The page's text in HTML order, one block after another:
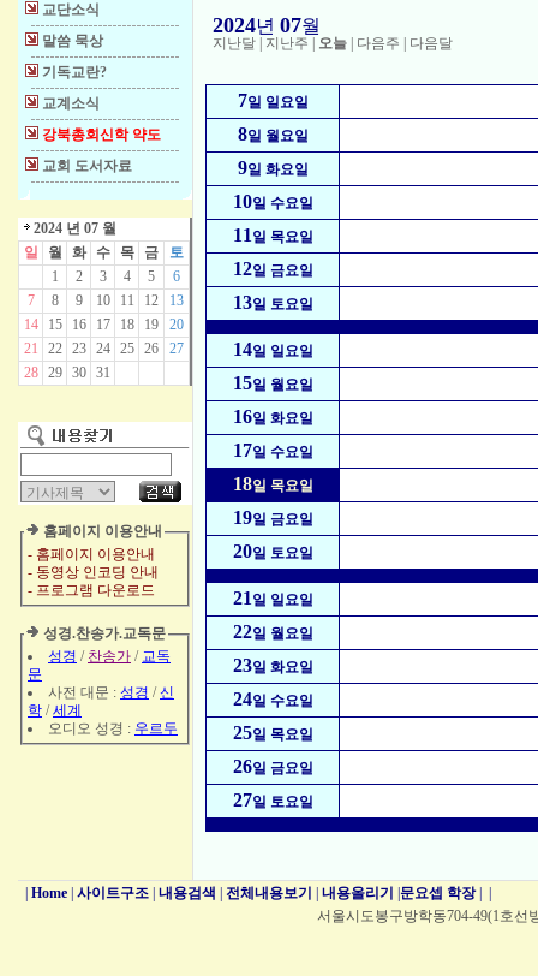
교단소식
말씀 묵상
기독교란?
교계소식
강북총회신학 약도
교회 도서자료
2024 년 07 월
일
월 화 수 목 금
토
1
2 3 4 5
6
7
8 9 10 11 12
13
14
15 16 17 18 19
20
21
22 23 24 25 26
27
28
29 30 31
홈페이지 이용안내
- 홈페이지 이용안내
- 동영상 인코딩 안내
- 프로그램 다운로드
성경.찬송가.교독문
성경 / 찬송가 / 교독
문
사전 대문 : 성경 /신
학 /세계
오디오 성경 : 우르두
2024년 07월
지난달 지난주 오늘 다음주 다음달
7일 일요일
8일 월요일
9일 화요일
10일 수요일
11일 목요일
12일 금요일
13일 토요일
14일 일요일
15일 월요일
16일 화요일
17일 수요일
18일 목요일
19일 금요일
20일 토요일
21일 일요일
22일 월요일
23일 화요일
24일 수요일
25일 목요일
26일 금요일
27일 토요일
Home 사이트구조 내용검색 전체내용보기 내용올리기 문요셉 학장|
서울시도봉구방학동704-49(1호선